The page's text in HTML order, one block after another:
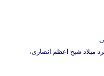
میلاد شیخ اعظم انصاری،